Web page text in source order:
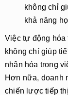
không chỉ
khả năng
Việc tự động
không chỉ giúp
nhân hóa trong
Hơn nữa, doanh
chiến lược tiếp